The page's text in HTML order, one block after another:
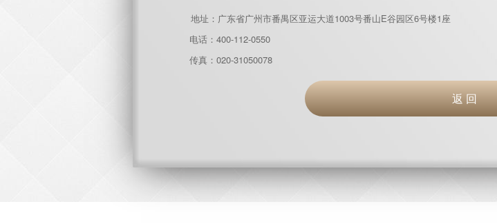
地址：广东省广州市番禺区亚运大道1003号番山E谷园区6号楼1座
电话：400-112-0550
传真：020-31050078
返 回